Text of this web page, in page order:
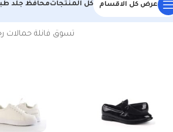
عرض كل الاقسام كل المنتجاتمحافظ جلد
الرئيسية/منتجات تحت الوسم “فانلة حمالة
تسوق فانلة حمالات رجالي